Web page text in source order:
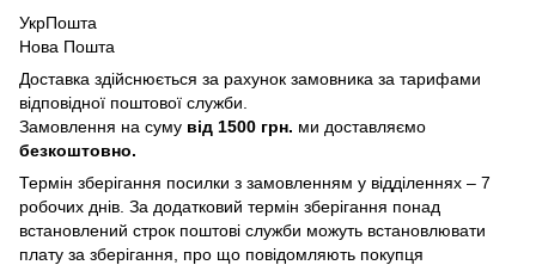
УкрПошта
Нова Пошта
Доставка здійснюється за рахунок замовника за тарифами
відповідної поштової служби.
Замовлення на суму від 1500 грн. ми доставляємо
безкоштовно.
Термін зберігання посилки з замовленням у відділеннях – 7
робочих днів. За додатковий термін зберігання понад
встановлений строк поштові служби можуть встановлювати
плату за зберігання, про що повідомляють покупця